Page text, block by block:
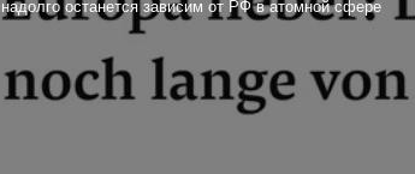
останется зависим от РФ в атомной сфере